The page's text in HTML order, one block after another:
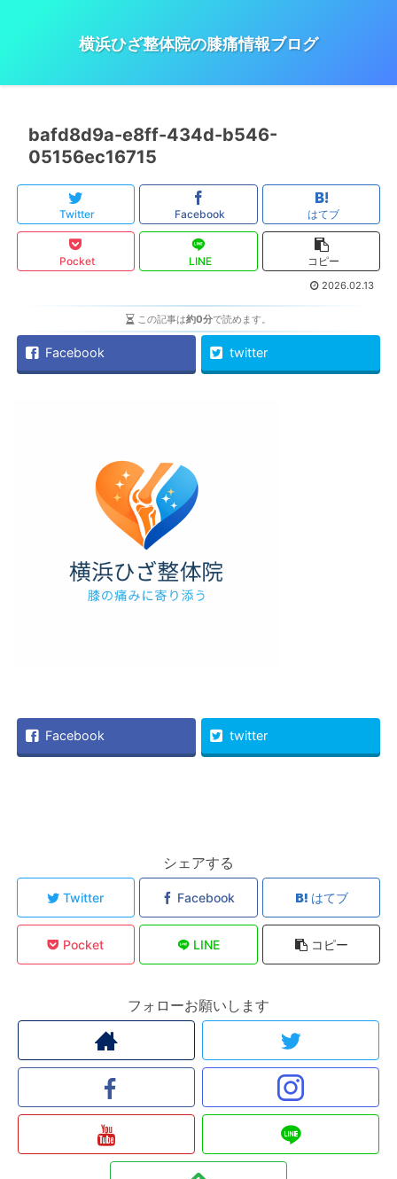
横浜ひざ整体院の膝痛情報ブログ
bafd8d9a-e8ff-434d-b546-
05156ec16715
Twitter Facebook はてブ
Pocket LINE コピー
2026.02.13
この記事は約0分で読めます。
Facebook twitter
Facebook twitter
シェアする
Twitter Facebook はてブ
Pocket LINE コピー
フォローお願いします